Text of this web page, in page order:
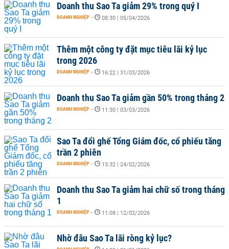
Doanh thu Sao Ta giảm 29% trong quý I
DOANH NGHIỆP - 08:30 | 05/04/2026
Thêm một công ty đặt mục tiêu lãi kỷ lục
trong 2026
DOANH NGHIỆP - 16:22 | 31/03/2026
Doanh thu Sao Ta giảm gần 50% trong tháng 2
DOANH NGHIỆP - 11:30 | 03/03/2026
Sao Ta đổi ghế Tổng Giám đốc, cổ phiếu tăng
trần 2 phiên
DOANH NGHIỆP - 15:32 | 24/02/2026
Doanh thu Sao Ta giảm hai chữ số trong tháng
1
DOANH NGHIỆP - 11:08 | 12/02/2026
Nhờ đâu Sao Ta lãi ròng kỷ lục?